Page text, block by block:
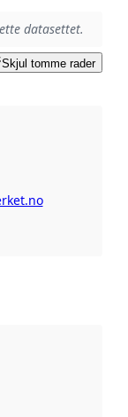
datasettet.
Skjul tomme rader